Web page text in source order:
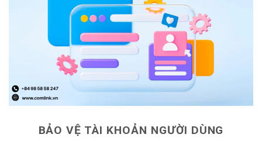
BẢO VỆ TÀI KHOẢN NGƯỜI DÙNG